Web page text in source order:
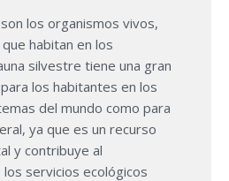
los organismos vivos,
habitan en los
silvestre tiene una gran
los habitantes en los
del mundo como para
ya que es un recurso
y contribuye al
servicios ecológicos